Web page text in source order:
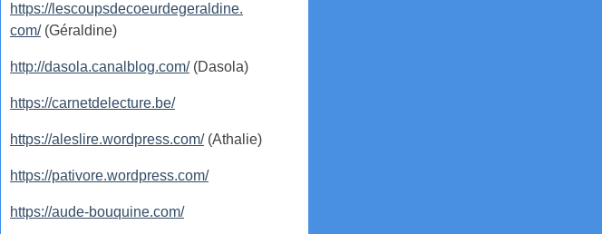
https://lescoupsdecoeurdegeraldine.
com/(Géraldine)
http://dasola.canalblog.com/(Dasola)
https://carnetdelecture.be/
https://aleslire.wordpress.com/(Athalie)
https://pativore.wordpress.com/
https://aude-bouquine.com/